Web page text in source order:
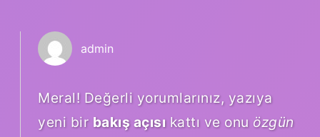
admin
Meral! Değerli yorumlarınız, yazıya
yeni bir bakış açısıkattı ve onu özgün